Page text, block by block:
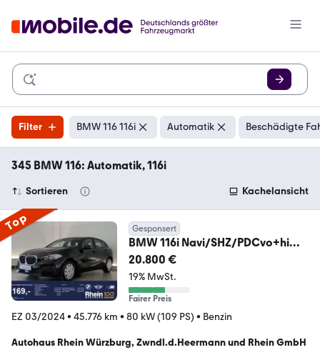
Filter BMW 116 116i Automatik Beschädigte
345 BMW 116: Automatik, 116i
Sortieren Kachelansicht
Top Gesponsert
BMW 116i Navi/SHZ/PDCvo+hi
Navi/SHZ/PDCvo+hi
20.800 €
19% MwSt.
Fairer Preis
EZ 03/2024• 45.776 km • 80 kW (109 PS) • Benzin
Autohaus Rhein Würzburg, Zwndl.d.Heermann und Rhein GmbH